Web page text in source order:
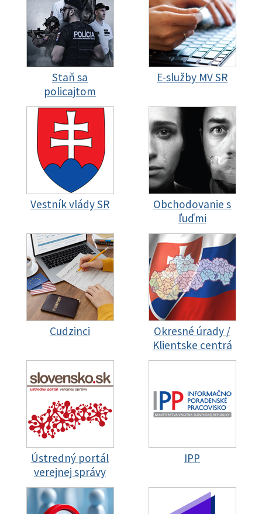
Staň sa
policajtom
E-služby MV SR
Vestník vlády SR
Obchodovanie s
ľuďmi
Cudzinci
Okresné úrady /
Klientske centrá
Ústredný portál
verejnej správy
IPP